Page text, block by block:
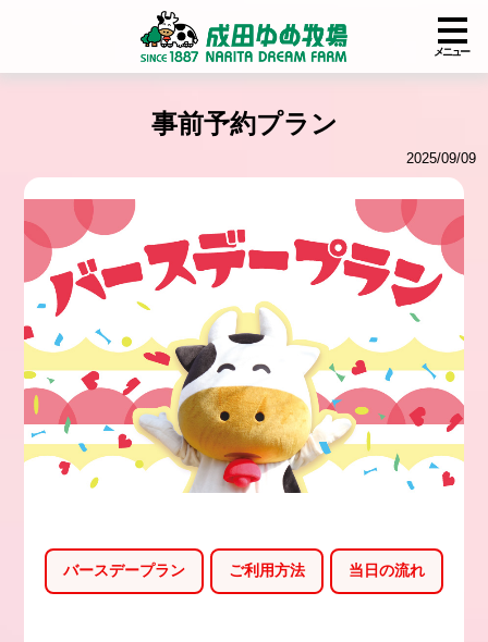
メニュー
事前予約プラン
2025/09/09
バースデープラン ご利用方法 当日の流れ